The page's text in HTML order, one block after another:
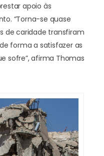
apoio às
“Torna-se quase
de caridade transfiram
forma a satisfazer as
sofre”, afirma Thomas